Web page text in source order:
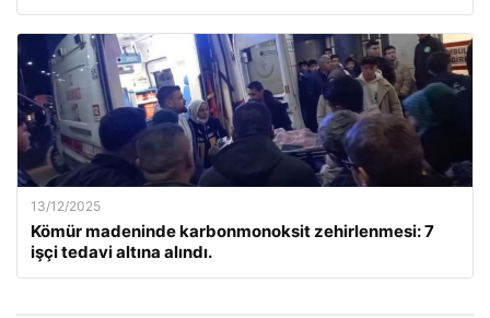
13/12/2025
Kömür madeninde karbonmonoksit zehirlenmesi: 7
işçi tedavi altına alındı.